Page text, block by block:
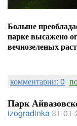
Больше
парке высажено
вечнозеленых
комментарии: 0
Парк
izogradinka31-01-